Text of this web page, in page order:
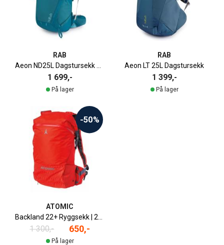
RAB
1 699,-
På lager
RAB
Aeon LT 25L Dagstursekk
1 399,-
På lager
-50%
ATOMIC
1 300,- 650,-
På lager